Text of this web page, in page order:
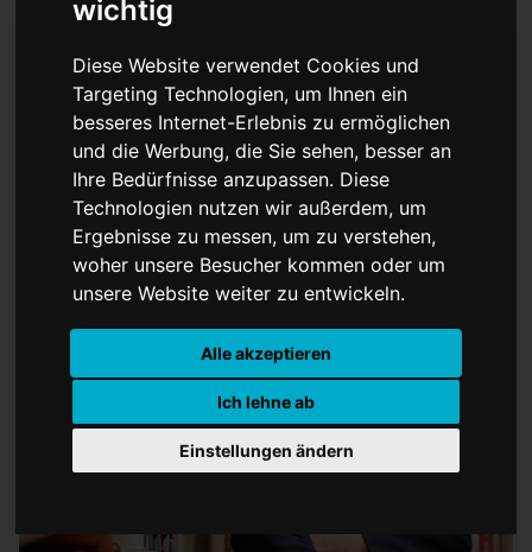
wichtig
Diese Website verwendet Cookies und
Targeting Technologien, um Ihnen ein
besseres Internet-Erlebnis zu ermöglichen
und die Werbung, die Sie sehen, besser an
Ihre Bedürfnisse anzupassen. Diese
Technologien nutzen wir außerdem, um
Ergebnisse zu messen, um zu verstehen,
woher unsere Besucher kommen oder um
unsere Website weiter zu entwickeln.
Alle akzeptieren
Ich lehne ab
Einstellungen ändern
"Wir brauchen ein
europäisches Forum für
Religionsforschung"